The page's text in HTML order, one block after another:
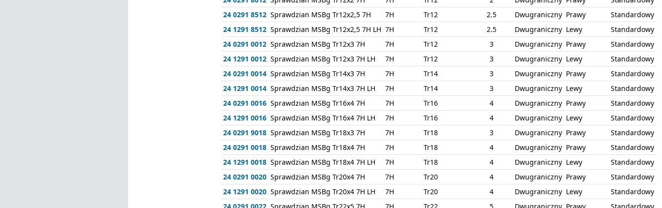
24 0291 8512 Sprawdzian MSBg Tr12x2,5 7H 7H Tr12 2.5 Dwugraniczny Prawy
Standardowy
24 1291 8512 Sprawdzian MSBg Tr12x2,5 7H LH 7H Tr12 2.5 Dwugraniczny Lewy
Standardowy
24 0291 0012 Sprawdzian MSBg Tr12x3 7H 7H Tr12 3 Dwugraniczny Prawy
Standardowy
24 1291 0012 Sprawdzian MSBg Tr12x3 7H LH 7H Tr12 3 Dwugraniczny Lewy
Standardowy
24 0291 0014 Sprawdzian MSBg Tr14x3 7H 7H Tr14 3 Dwugraniczny Prawy
Standardowy
24 1291 0014 Sprawdzian MSBg Tr14x3 7H LH 7H Tr14 3 Dwugraniczny Lewy
Standardowy
24 0291 0016 Sprawdzian MSBg Tr16x4 7H 7H Tr16 4 Dwugraniczny Prawy
Standardowy
24 1291 0016 Sprawdzian MSBg Tr16x4 7H LH 7H Tr16 4 Dwugraniczny Lewy
Standardowy
24 0291 9018 Sprawdzian MSBg Tr18x3 7H 7H Tr18 3 Dwugraniczny Prawy
Standardowy
24 0291 0018 Sprawdzian MSBg Tr18x4 7H 7H Tr18 4 Dwugraniczny Prawy
Standardowy
24 1291 0018 Sprawdzian MSBg Tr18x4 7H LH 7H Tr18 4 Dwugraniczny Lewy
Standardowy
24 0291 0020 Sprawdzian MSBg Tr20x4 7H 7H Tr20 4 Dwugraniczny Prawy
Standardowy
24 1291 0020 Sprawdzian MSBg Tr20x4 7H LH 7H Tr20 4 Dwugraniczny Lewy
Standardowy